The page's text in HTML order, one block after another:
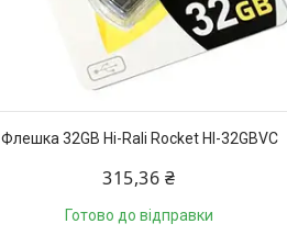
Флешка 32GB Hi-Rali Rocket HI-32GBVC
315,36 ₴
Готово до відправки